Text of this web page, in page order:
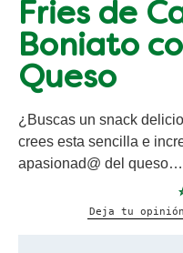
Fries de
Boniato
Queso
¿Buscas un snack
crees esta sencilla e
apasionad@ del queso…
Deja tu opinión